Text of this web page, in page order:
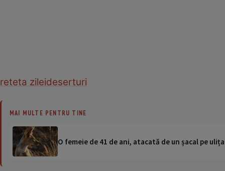
reteta zileideserturi
MAI MULTE PENTRU TINE
O femeie de 41 de ani, atacată de un șacal pe